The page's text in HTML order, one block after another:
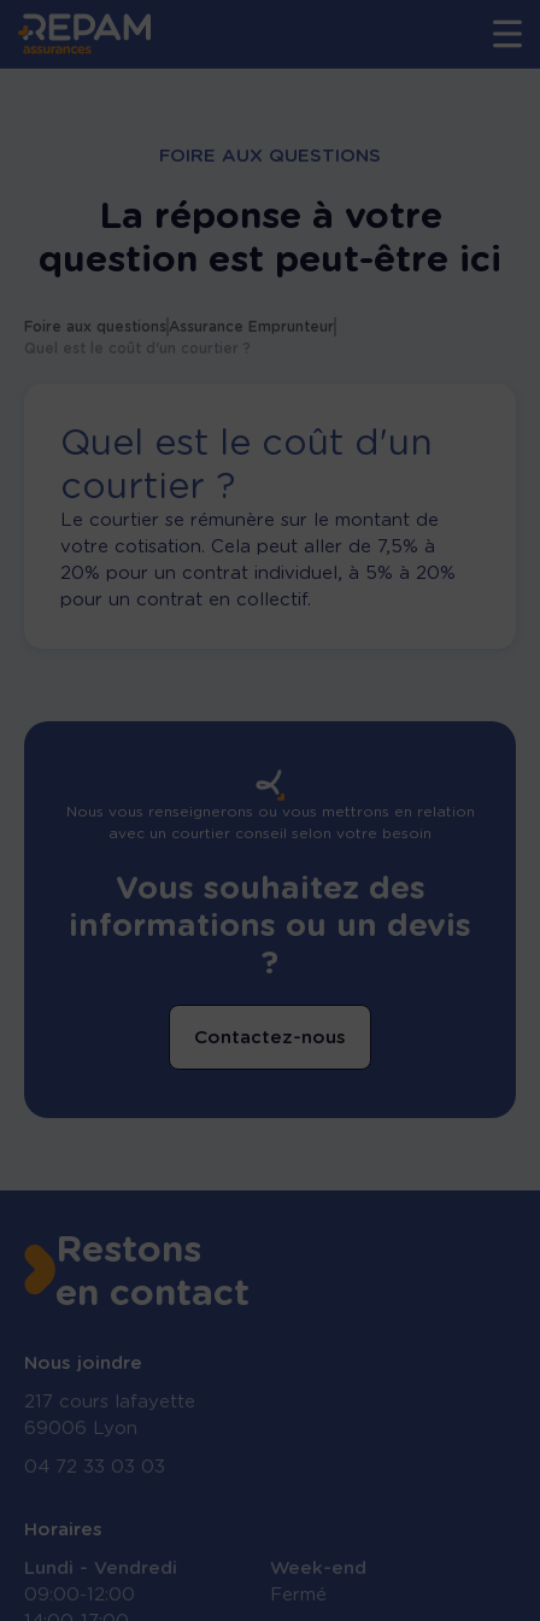
FOIRE AUX QUESTIONS
La réponse à votre
question est peut-être ici
Foire aux questions Assurance Emprunteur
Quel est le coût d'un courtier ?
Quel est le coût d'un
courtier ?
Le courtier se rémunère sur le montant de
votre cotisation. Cela peut aller de 7,5% à
20% pour un contrat individuel, à 5% à 20%
pour un contrat en collectif.
Nous vous renseignerons ou vous mettrons en relation
avec un courtier conseil selon votre besoin
Vous souhaitez des
informations ou un devis
?
Contactez-nous
Restons
en contact
Nous joindre
217 cours lafayette
69006 Lyon
04 72 33 03 03
Horaires
Lundi - Vendredi
09:00-12:00
Week-end
Fermé